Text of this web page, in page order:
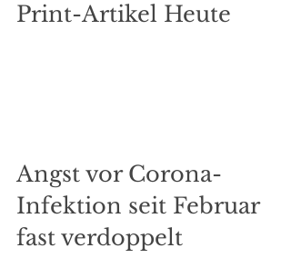
Print-Artikel Heute
Angst vor Corona-
Infektion seit Februar
fast verdoppelt